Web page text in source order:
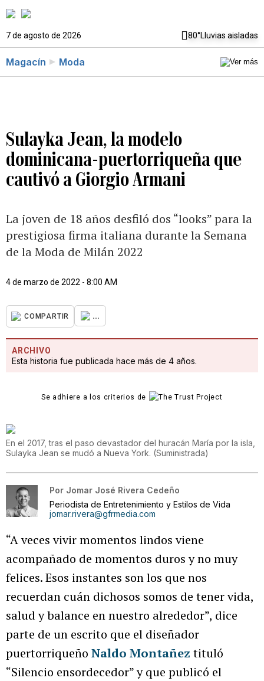
7 de agosto de 2026 80°Lluvias aisladas
Magacín Moda
Sulayka Jean, la modelo
dominicana-puertorriqueña que
cautivó a Giorgio Armani
La joven de 18 años desfiló dos “looks” para la
prestigiosa firma italiana durante la Semana
de la Moda de Milán 2022
4 de marzo de 2022 - 8:00 AM
COMPARTIR ...
ARCHIVO
Esta historia fue publicada hace más de 4 años.
Se adhiere a los criterios de
En el 2017, tras el paso devastador del huracán María por la isla,
Sulayka Jean se mudó a Nueva York. (Suministrada)
Por Jomar José Rivera Cedeño
Periodista de Entretenimiento y Estilos de Vida
jomar.rivera@gfrmedia.com
“A veces vivir momentos lindos viene
acompañado de momentos duros y no muy
felices. Esos instantes son los que nos
recuerdan cuán dichosos somos de tener vida,
salud y balance en nuestro alrededor”, dice
parte de un escrito que el diseñador
puertorriqueño Naldo Montañez tituló
“Silencio ensordecedor” y que publicó el